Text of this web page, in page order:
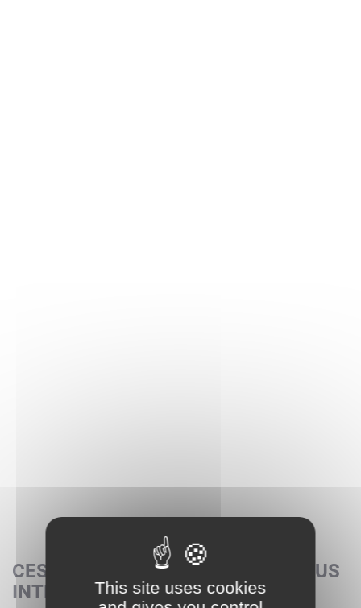
CES SETS POURRAIENT AUSSI VOUS
INTÉRESSERThis site uses cookies